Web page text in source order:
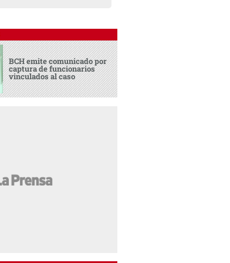
BCH emite comunicado por
captura de funcionarios
vinculados al caso